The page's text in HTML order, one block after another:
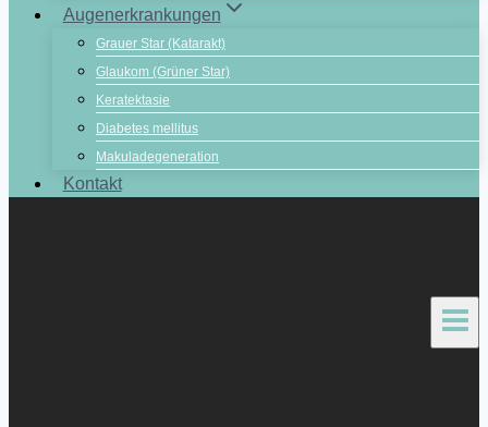
Augenerkrankungen
Grauer Star (Katarakt)
Glaukom (Grüner Star)
Keratektasie
Diabetes mellitus
Makuladegeneration
Kontakt